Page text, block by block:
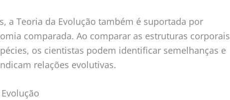
a Teoria da Evolução também é suportada por
comparada. Ao comparar as estruturas corporais
os cientistas podem identificar semelhanças e
relações evolutivas.